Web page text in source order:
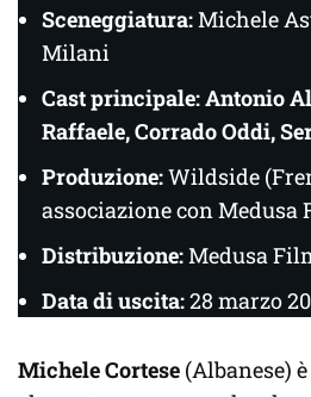
Sceneggiatura:Michele
Milani
Cast principale:Antonio
Raffaele, Corrado Oddi,
Produzione:Wildside
associazione con Medusa
Distribuzione:Medusa
Data di uscita:28 marzo
Michele Cortese (Albanese)